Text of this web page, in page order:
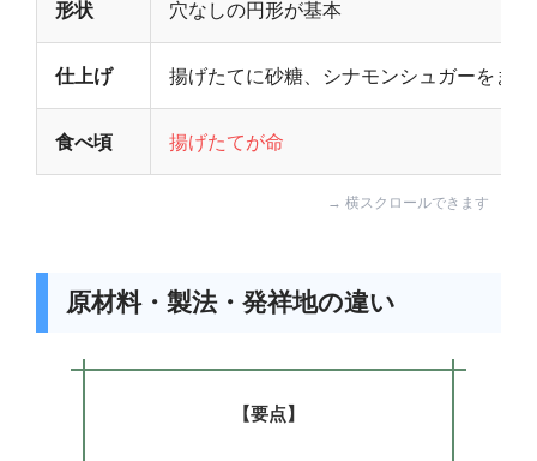
形状 穴なしの円形が基本
仕上げ 揚げたてに砂糖、シナモンシュガーをまぶ
食べ頃 揚げたてが命
原材料・製法・発祥地の違い
【要点】